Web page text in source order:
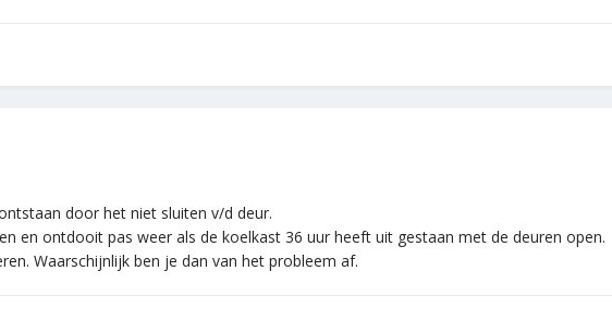
door het niet sluiten v/d deur.
en ontdooit pas weer als de koelkast 36 uur heeft uit gestaan met de deuren open.
Waarschijnlijk ben je dan van het probleem af.